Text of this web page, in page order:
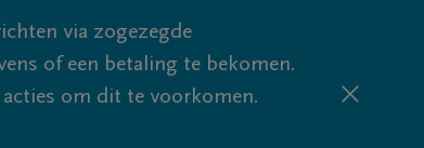
via zogezegde
of een betaling te bekomen.
om dit te voorkomen.